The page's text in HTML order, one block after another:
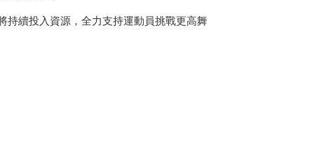
持續投入資源，全力支持運動員挑戰更高舞